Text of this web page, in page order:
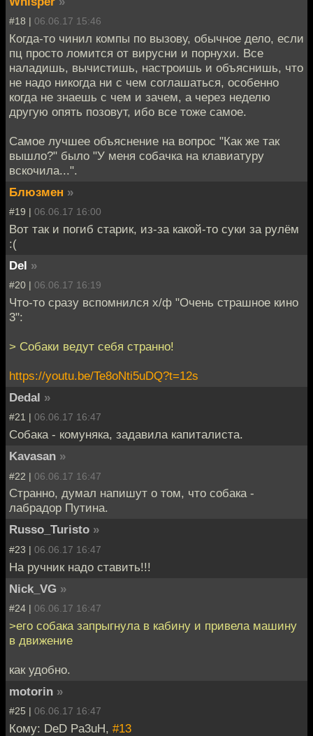
#18 | 06.06.17 15:46
Когда-то чинил компы по вызову, обычное дело, если
пц просто ломится от вирусни и порнухи. Все
наладишь, вычистишь, настроишь и объяснишь, что
не надо никогда ни с чем соглашаться, особенно
когда не знаешь с чем и зачем, а через неделю
другую опять позовут, ибо все тоже самое.
Самое лучшее объяснение на вопрос "Как же так
вышло?" было "У меня собачка на клавиатуру
вскочила...".
Блюзмен »
#19 | 06.06.17 16:00
Вот так и погиб старик, из-за какой-то суки за рулём
:(
Del »
#20 | 06.06.17 16:19
Что-то сразу вспомнился х/ф "Очень страшное кино
3":
> Собаки ведут себя странно!
https://youtu.be/Te8oNti5uDQ?t=12s
Dedal »
#21 | 06.06.17 16:47
Собака - комуняка, задавила капиталиста.
Kavasan »
#22 | 06.06.17 16:47
Странно, думал напишут о том, что собака -
лабрадор Путина.
Russo_Turisto »
#23 | 06.06.17 16:47
На ручник надо ставить!!!
Nick_VG »
#24 | 06.06.17 16:47
>его собака запрыгнула в кабину и привела машину
в движение
как удобно.
motorin »
#25 | 06.06.17 16:47
Кому: DeD Pa3uH, #13